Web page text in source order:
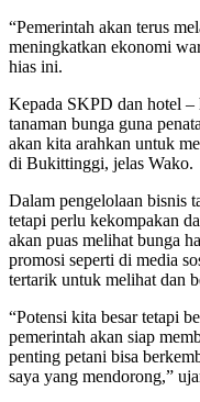
“Pemerintah akan terus
meningkatkan ekonomi
hias ini.
Kepada SKPD dan hotel –
tanaman bunga guna
akan kita arahkan untuk
di Bukittinggi, jelas Wako.
Dalam pengelolaan bisnis
tetapi perlu kekompakan
akan puas melihat bunga
promosi seperti di media
tertarik untuk melihat dan
“Potensi kita besar tetapi
pemerintah akan siap
penting petani bisa
saya yang mendorong,”